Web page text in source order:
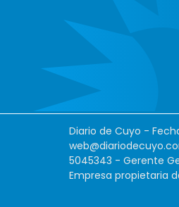
Diario de Cuyo -
5045343 - Gerente
Empresa propietaria